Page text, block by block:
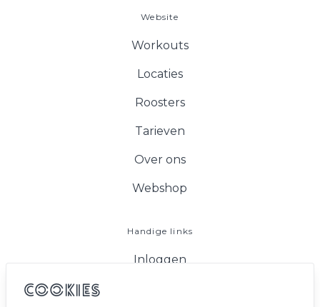
Cookies
Website
Workouts
Locaties
Roosters
Tarieven
Over ons
Webshop
Handige links
Inloggen